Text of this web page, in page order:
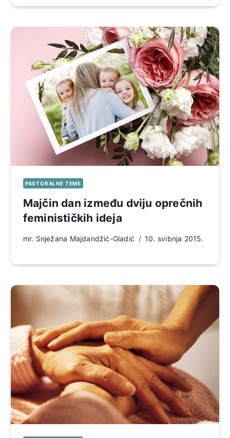
PASTORALNE TEME
Majčin dan između dviju oprečnih
feminističkih ideja
mr. Snježana Majdandžić-Gladić 10. svibnja 2015.